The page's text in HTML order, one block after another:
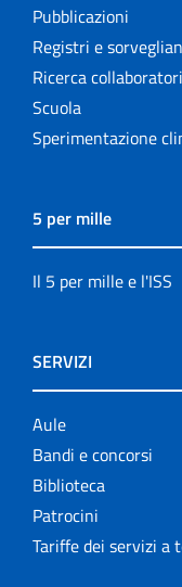
Pubblicazioni
Registri e
Ricerca collaboratori
Scuola
Sperimentazione
5 per mille
Il 5 per mille e l'ISS
SERVIZI
Aule
Bandi e concorsi
Biblioteca
Patrocini
Tariffe dei servizi a